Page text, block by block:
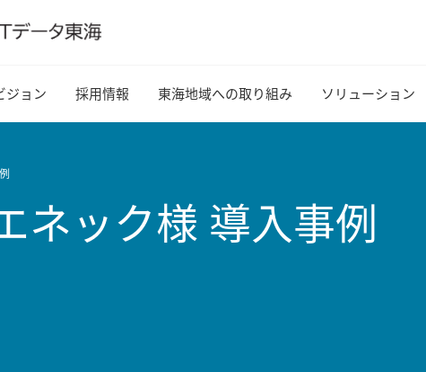
ジョン 採用情報 東海地域への取り組み ソリューション
ネック様 導入事例